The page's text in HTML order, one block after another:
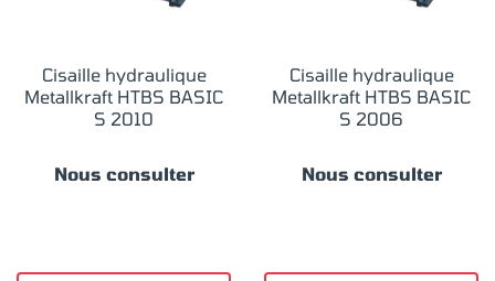
Cisaille hydraulique
Metallkraft HTBS BASIC
S 2010
Nous consulter
Cisaille hydraulique
Metallkraft HTBS BASIC
S 2006
Nous consulter